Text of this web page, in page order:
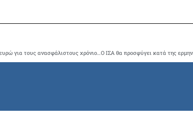
Παράδοση υψηλού κόστους φαρμάκων αξίας ½ εκατομμυρίου ευρώ για τους ανασφάλιστους χρόνιους αρρώστους του Ιατρείου Κοινωνικής Αποστολής